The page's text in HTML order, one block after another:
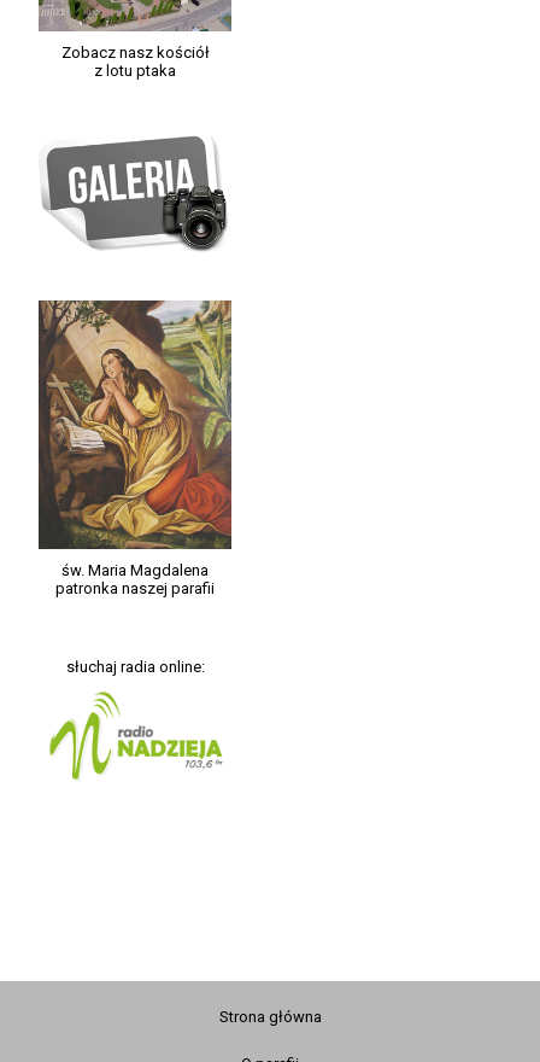
Zobacz nasz kościół
z lotu ptaka
św. Maria Magdalena
patronka naszej parafii
słuchaj radia online:
Strona główna